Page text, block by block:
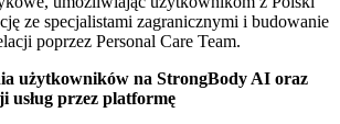
ze specjalistami zagranicznymi i budowanie
poprzez Personal Care Team.
użytkowników na StrongBody AI oraz
usług przez platformę